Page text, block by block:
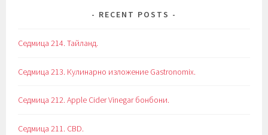
RECENT POSTS
Седмица 214. Тайланд.
Седмица 213. Кулинарно изложение Gastronomix.
Седмица 212. Apple Cider Vinegar бонбони.
Седмица 211. CBD.